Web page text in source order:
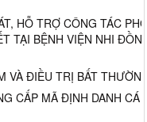
HỖ TRỢ CÔNG TÁC
TẠI BỆNH VIỆN NHI
VÀ ĐIỀU TRỊ BẤT
CẤP MÃ ĐỊNH DANH CÁ